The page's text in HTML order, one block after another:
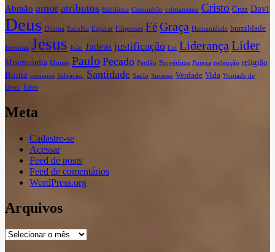
Abraão amor atributos Babilônia Comunhão cristianismo Cristo Cruz Davi
Deus Dilema Escolha Esperar Filipenses FéGraça Humanidade humildade
Jeremias Jesus João Judeus justificação Lei Liderança Líder
Misericórdia Moisés Paulo Pecado Perdão Provérbios Pureza redenção religião
Roma romanos Salvação. Santidade Saulo Sucesso Verdade Vida Vontade de
Deus.
Éden
Meta
Cadastre-se
Acessar
Feed de posts
Feed de comentários
WordPress.org
Arquivos
Arquivos